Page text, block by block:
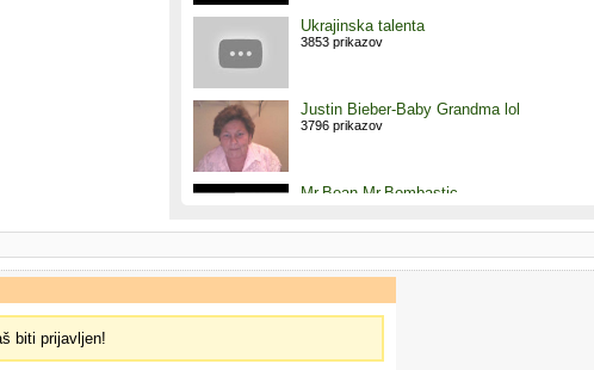
Ukrajinska talenta
3853 prikazov
Justin Bieber-Baby Grandma lol
3796 prikazov
Mr.Bean-Mr.Bombastic
Subtitled Arab
DJ TĂĽrk
biti prijavljen!